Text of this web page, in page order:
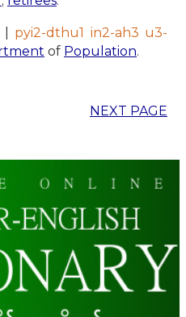
pyi2-dthu1 in2-ah3 u3-
of Population.
NEXT PAGE